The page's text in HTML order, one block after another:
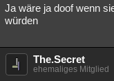
Spiritualität
weitere Rubriken
Philosophie Träume
Ja wäre ja doof wenn
würden
The.Secret
ehemaliges Mitglied